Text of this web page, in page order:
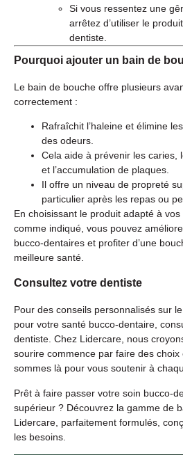
Si vous ressentez une
arrêtez d’utiliser le
dentiste.
Pourquoi ajouter un bain de
Le bain de bouche offre plusieurs
correctement :
Rafraîchit l’haleine et élimine
des odeurs.
Cela aide à prévenir les caries,
et l’accumulation de plaques.
Il offre un niveau de propreté
particulier après les repas ou
En choisissant le produit adapté à vos
comme indiqué, vous pouvez
bucco-dentaires et profiter d’une
meilleure santé.
Consultez votre dentiste
Pour des conseils personnalisés sur
pour votre santé bucco-dentaire,
dentiste. Chez Lidercare, nous
sourire commence par faire des
sommes là pour vous soutenir à
Prêt à faire passer votre soin bucco-
supérieur ? Découvrez la gamme de
Lidercare, parfaitement formulés,
les besoins.